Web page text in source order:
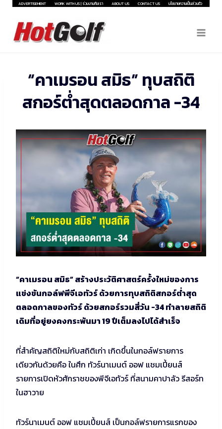
Skip
content
ADVERTISEMENT WORK WITH US | ร่วมงานกับเรา ABOUT US CONTACT US นโยบายความเป็นส่วนตัว
“คาเมรอน สมิธ” ทุบสถิติ
สกอร์ต่ำสุดตลอดกาล -34
“คาเมรอน สมิธ” สร้างประวัติศาสตร์ครั้งใหม่ของการ
แข่งขันกอล์ฟพีจีเอทัวร์ ด้วยการทุบสถิติสกอร์ต่ำสุด
ตลอดกาลของทัวร์ ด้วยสกอร์รวมสี่วัน -34 ทำลายสถิติ
เดิมที่อยู่ยงคงกระพันมา 19 ปีเต็มลงไปได้สำเร็จ
ที่สำคัญสถิติใหม่กับสถิติเก่า เกิดขึ้นในกอล์ฟรายการ
เดียวกันด้วยคือ ในศึก ทัวร์นาเมนต์ ออฟ แชมเปี้ยนส์
รายการเปิดหัวศักราชของพีจีเอทัวร์ ที่สนามคาปาลัว รีสอร์ท
ในฮาวาย
ทัวร์นาเมนต์ ออฟ แชมเปี้ยนส์ เป็นกอล์ฟรายการแรกของ